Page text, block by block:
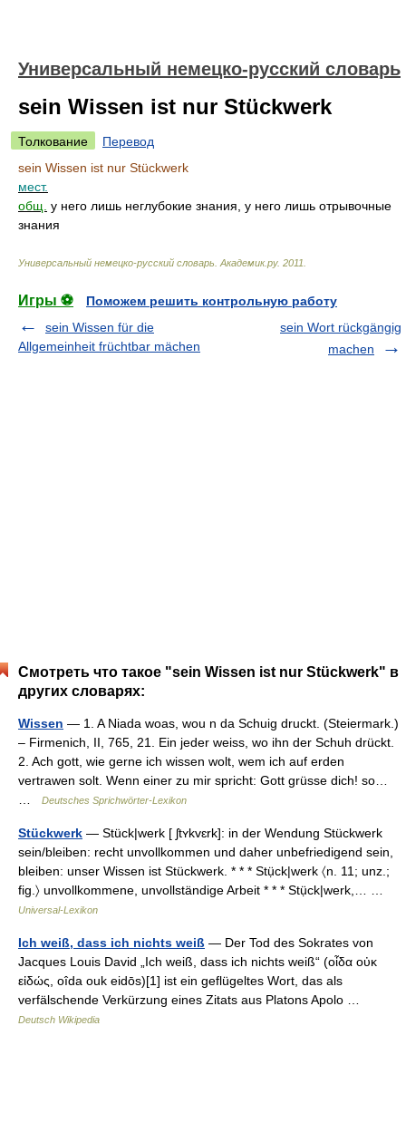
Универсальный немецко-русский словарь
sein Wissen ist nur Stückwerk
Толкование
Перевод
sein Wissen ist nur Stückwerk
мест.
общ. у него лишь неглубокие знания, у него лишь отрывочные
знания
Универсальный немецко-русский словарь Академик.ру. 2011
Игры ⚽
Поможем решить контрольную работу
sein Wissen für die
Allgemeinheit früchtbar mächen
sein Wort rückgängig
machen
Смотреть что такое "sein Wissen ist nur Stückwerk" в
других словарях:
Wissen — 1. A Niada woas, wou n da Schuig druckt. (Steiermark.)
– Firmenich, II, 765, 21. Ein jeder weiss, wo ihn der Schuh drückt.
2. Ach gott, wie gerne ich wissen wolt, wem ich auf erden
vertrawen solt. Wenn einer zu mir spricht: Gott grüsse dich! so…
Deutsches Sprichwörter-Lexikon
Stückwerk — Stück|werk [ ʃtʏkvɛrk]: in der Wendung Stückwerk
sein/bleiben: recht unvollkommen und daher unbefriedigend sein,
bleiben: unser Wissen ist Stückwerk. * * * Stụ̈ck|werk 〈n. 11; unz.;
fig.〉 unvollkommene, unvollständige Arbeit * * * Stụ̈ck|werk,… …
Universal-Lexikon
Ich weiß, dass ich nichts weiß — Der Tod des Sokrates von
Jacques Louis David „Ich weiß, dass ich nichts weiß“ (οἶδα οὐκ
εἰδώς, oîda ouk eidōs)[1] ist ein geflügeltes Wort, das als
verfälschende Verkürzung eines Zitats aus Platons Apolo …
Deutsch Wikipedia